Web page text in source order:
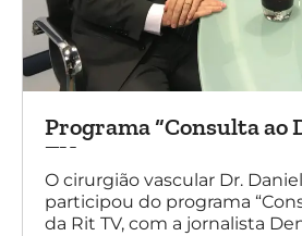
Programa “Consulta ao
TV
O cirurgião vascular Dr.
participou do programa
da Rit TV, com a jornalista